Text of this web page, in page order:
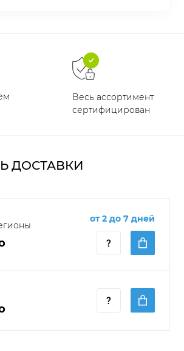
Весь ассортимент
сертифицирован
ДОСТАВКИ
от 2 до 7 дней